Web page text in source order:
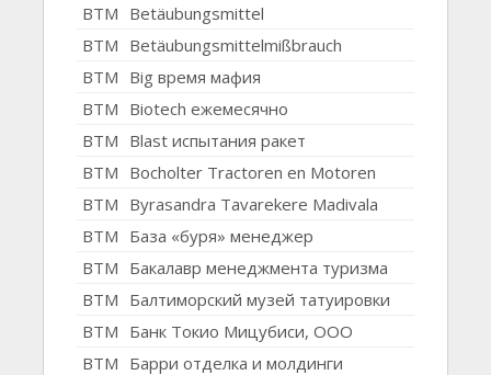
BTM Betäubungsmittel
BTM Betäubungsmittelmißbrauch
BTM Big время мафия
BTM Biotech ежемесячно
BTM Blast испытания ракет
BTM Bocholter Tractoren en Motoren
BTM Byrasandra Tavarekere Madivala
BTM База «буря» менеджер
BTM Бакалавр менеджмента туризма
BTM Балтиморский музей татуировки
BTM Банк Токио Мицубиси, ООО
BTM Барри отделка и молдинги